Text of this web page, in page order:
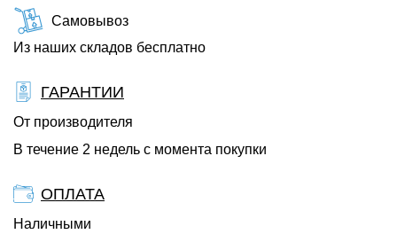
Самовывоз
Из наших складов бесплатно
ГАРАНТИИ
От производителя
В течение 2 недель с момента покупки
ОПЛАТА
Наличными